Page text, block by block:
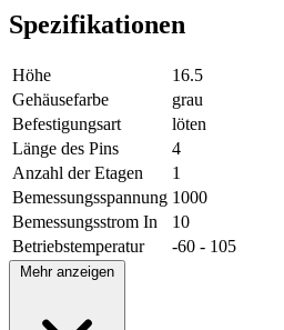
Spezifikationen
Höhe
16.5
Gehäusefarbe
grau
Befestigungsart
löten
Länge des Pins
4
Anzahl der Etagen
1
Bemessungsspannung 1000
Bemessungsstrom In
10
Betriebstemperatur
-60 - 105
Mehr anzeigen